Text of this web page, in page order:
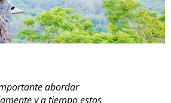
abordar
y a tiempo estos